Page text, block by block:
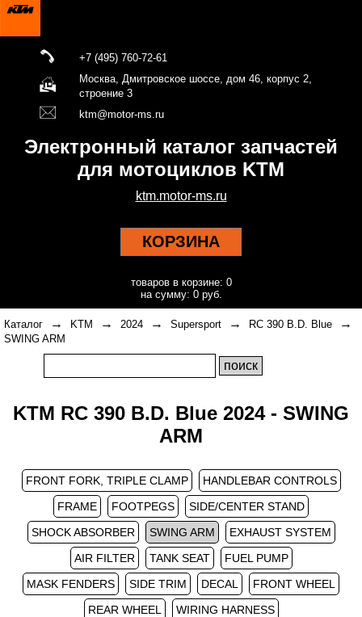
+7 (495) 760-72-61
Москва, Дмитровское шоссе, дом 46, корпус 2,
строение 3
ktm@motor-ms.ru
Электронный каталог запчастей
для мотоциклов KTM
ktm.motor-ms.ru
КОРЗИНА
товаров в корзине: 0
на сумму: 0 руб.
Каталог → KTM → 2024 → Supersport → RC 390 B.D. Blue →
SWING ARM
KTM RC 390 B.D. Blue 2024 - SWING
ARM
FRONT FORK, TRIPLE CLAMP
HANDLEBAR CONTROLS
FRAME
FOOTPEGS
SIDE/CENTER STAND
SHOCK ABSORBER
SWING ARM
EXHAUST SYSTEM
AIR FILTER
TANK SEAT
FUEL PUMP
MASK FENDERS
SIDE TRIM DECAL
FRONT WHEEL
REAR WHEEL
WIRING HARNESS